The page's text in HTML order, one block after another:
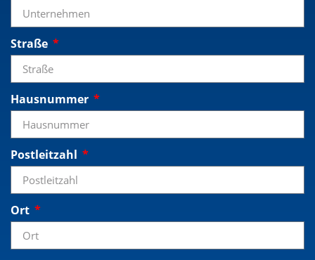
Straße
Hausnummer
Postleitzahl
Ort